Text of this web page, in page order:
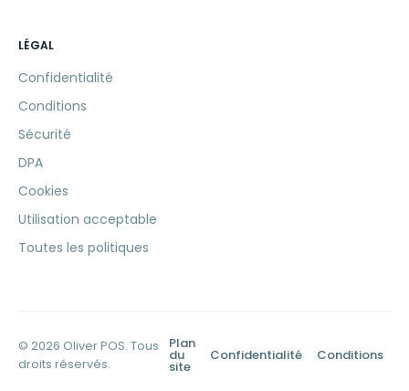
LÉGAL
Confidentialité
Conditions
Sécurité
DPA
Cookies
Utilisation acceptable
Toutes les politiques
© 2026 Oliver POS. Tous
droits réservés.
Plan
du
site
Confidentialité Conditions